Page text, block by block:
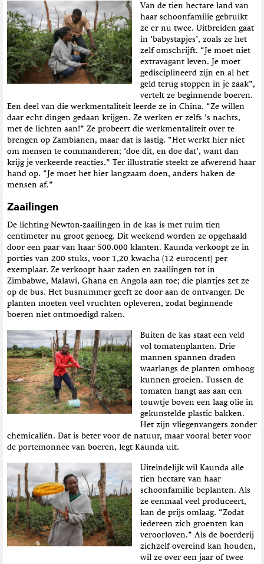
Van de tien hectare land van
haar schoonfamilie gebruikt
ze er nu twee. Uitbreiden gaat
in ‘babystapjes’, zoals ze het
zelf omschrijft. “Je moet niet
extravagant leven. Je moet
gedisciplineerd zijn en al het
geld terug stoppen in je zaak”,
vertelt ze beginnende boeren.
Een deel van die werkmentaliteit leerde ze in China. “Ze willen
daar echt dingen gedaan krijgen. Ze werken er zelfs ’s nachts,
met de lichten aan!” Ze probeert die werkmentaliteit over te
brengen op Zambianen, maar dat is lastig. “Het werkt hier niet
om mensen te commanderen; ‘doe dit, en doe dat’, want dan
krijg je verkeerde reacties.” Ter illustratie steekt ze afwerend haar
hand op. “Je moet het hier langzaam doen, anders haken de
mensen af.”
Zaailingen
De lichting Newton-zaailingen in de kas is met ruim tien
centimeter nu groot genoeg. Dit weekend worden ze opgehaald
door een paar van haar 500.000 klanten. Kaunda verkoopt ze in
porties van 200 stuks, voor 1,20 kwacha (12 eurocent) per
exemplaar. Ze verkoopt haar zaden en zaailingen tot in
Zimbabwe, Malawi, Ghana en Angola aan toe; die plantjes zet ze
op de bus. Het busnummer geeft ze door aan de ontvanger. De
planten moeten veel vruchten opleveren, zodat beginnende
boeren niet ontmoedigd raken.
Buiten de kas staat een veld
vol tomatenplanten. Drie
mannen spannen draden
waarlangs de planten omhoog
kunnen groeien. Tussen de
tomaten hangt aas aan een
touwtje boven een laag olie in
gekunstelde plastic bakken.
Het zijn vliegenvangers zonder
chemicaliën. Dat is beter voor de natuur, maar vooral beter voor
de portemonnee van boeren, legt Kaunda uit.
Uiteindelijk wil Kaunda alle
tien hectare van haar
schoonfamilie beplanten. Als
ze eenmaal veel produceert,
kan de prijs omlaag. “Zodat
iedereen zich groenten kan
veroorloven.” Als de boerderij
zichzelf overeind kan houden,
wil ze over een jaar of twee